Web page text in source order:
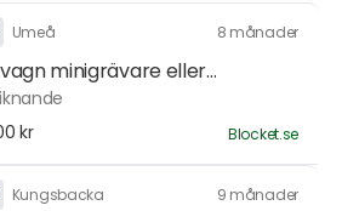
Umeå 8 månader
minigrävare eller...
kr
Blocket.se
Kungsbacka 9 månader